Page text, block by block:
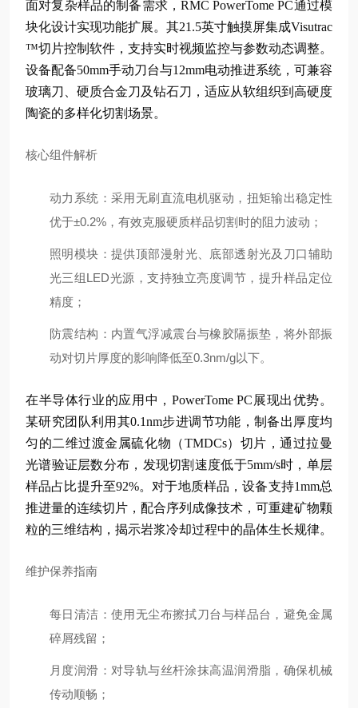
面对复杂样品的制备需求，RMC PowerTome PC通过模
块化设计实现功能扩展。其21.5英寸触摸屏集成Visutrac
™切片控制软件，支持实时视频监控与参数动态调整。
设备配备50mm手动刀台与12mm电动推进系统，可兼容
玻璃刀、硬质合金刀及钻石刀，适应从软组织到高硬度
陶瓷的多样化切割场景。
核心组件解析
动力系统 ：采用无刷直流电机驱动，扭矩输出稳定性
优于±0.2%，有效克服硬质样品切割时的阻力波动；
照明模块 ：提供顶部漫射光、底部透射光及刀口辅助
光三组LED光源，支持独立亮度调节，提升样品定位
精度；
防震结构 ：内置气浮减震台与橡胶隔振垫，将外部振
动对切片厚度的影响降低至0.3nm/g以下。
在半导体行业的应用中，PowerTome PC展现出优势。
某研究团队利用其0.1nm步进调节功能，制备出厚度均
匀的二维过渡金属硫化物（TMDCs）切片，通过拉曼
光谱验证层数分布，发现切割速度低于5mm/s时，单层
样品占比提升至92%。对于地质样品，设备支持1mm总
推进量的连续切片，配合序列成像技术，可重建矿物颗
粒的三维结构，揭示岩浆冷却过程中的晶体生长规律。
维护保养指南
每日清洁：使用无尘布擦拭刀台与样品台，避免金属
碎屑残留；
月度润滑：对导轨与丝杆涂抹高温润滑脂，确保机械
传动顺畅；